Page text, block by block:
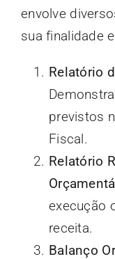
envolve
sua finalidade
Relatório
previstos
Fiscal.
Relatório
execução
receita.
Balanço